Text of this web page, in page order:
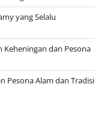
yang Selalu
Keheningan dan Pesona
Pesona Alam dan Tradisi